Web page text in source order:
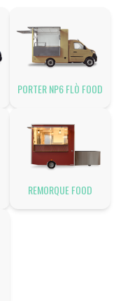
PORTER NP6 FLÒ FOOD
REMORQUE FOOD